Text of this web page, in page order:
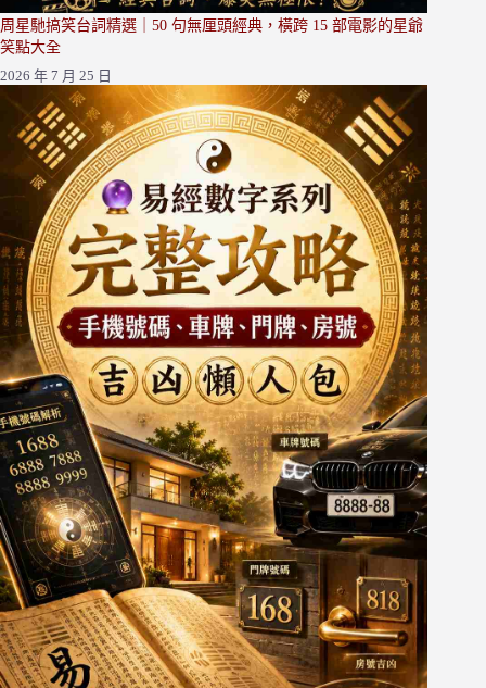
周星馳搞笑台詞精選｜50 句無厘頭經典，橫跨 15 部電影的星爺
笑點大全
2026 年 7 月 25 日